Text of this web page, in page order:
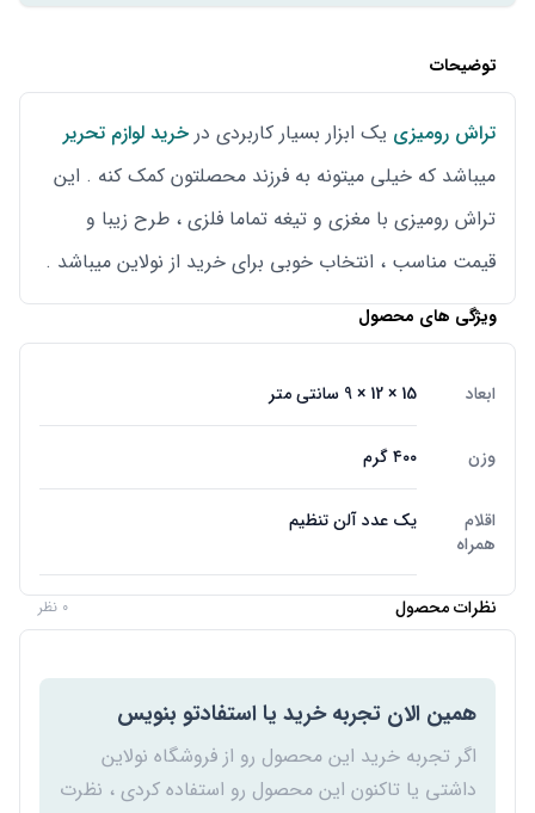
توضیحات
تراش رومیزی یک ابزار بسیار کاربردی در خرید لوازم تحریر
میباشد که خیلی میتونه به فرزند محصلتون کمک کنه . این
تراش رومیزی با مغزی و تیغه تماما فلزی ، طرح زیبا و
قیمت مناسب ، انتخاب خوبی برای خرید از نولاین میباشد .
ویژگی های محصول
ابعاد 15 × 12 × 9 سانتی متر
وزن ۴۰۰ گرم
اقلام
همراه
یک عدد آلن تنظیم
نظرات محصول 0 نظر
همین الان تجربه خرید یا استفادتو بنویس
اگر تجربه خرید این محصول رو از فروشگاه نولاین
داشتی یا تاکنون این محصول رو استفاده کردی ، نظرت